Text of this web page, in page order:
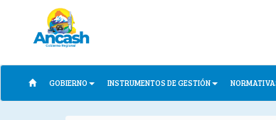
GOBIERNO INSTRUMENTOS DE GESTIÓN